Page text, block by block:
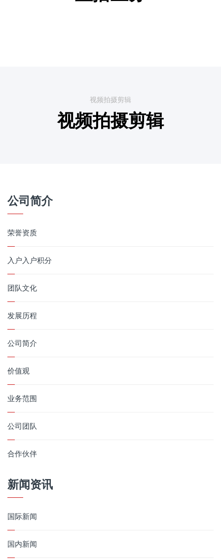
视频拍摄剪辑
视频拍摄剪辑
公司简介
荣誉资质
入户入户积分
团队文化
发展历程
公司简介
价值观
业务范围
公司团队
合作伙伴
新闻资讯
国际新闻
国内新闻